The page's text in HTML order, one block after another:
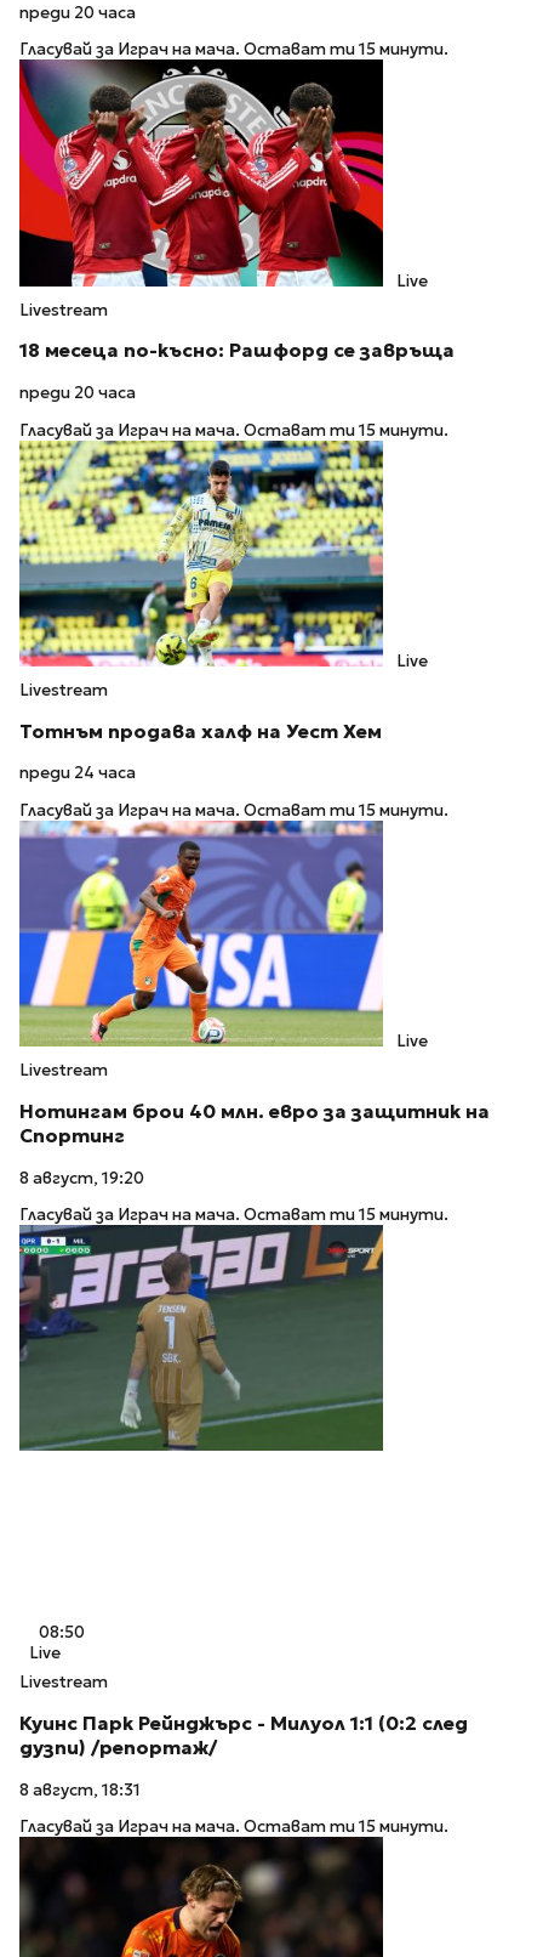
преди 20 часа
Гласувай за Играч на мача. Остават ти 15 минути.
Live
Livestream
18 месеца по-късно: Рашфорд се завръща
преди 20 часа
Гласувай за Играч на мача. Остават ти 15 минути.
Live
Livestream
Тотнъм продава халф на Уест Хем
преди 24 часа
Гласувай за Играч на мача. Остават ти 15 минути.
Live
Livestream
Нотингам брои 40 млн. евро за защитник на
Спортинг
8 август, 19:20
Гласувай за Играч на мача. Остават ти 15 минути.
08:50
Live
Livestream
Куинс Парк Рейнджърс - Милуол 1:1 (0:2 след
дузпи) /репортаж/
8 август, 18:31
Гласувай за Играч на мача. Остават ти 15 минути.